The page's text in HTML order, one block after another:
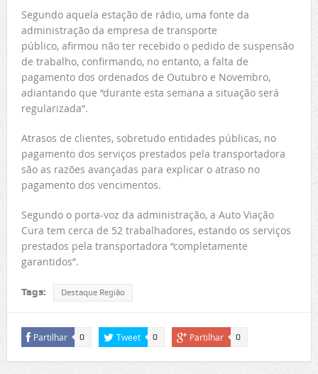
Segundo aquela estação de rádio, uma fonte da
administração da empresa de transporte
público, afirmou não ter recebido o pedido de suspensão
de trabalho, confirmando, no entanto, a falta de
pagamento dos ordenados de Outubro e Novembro,
adiantando que “durante esta semana a situação será
regularizada”.
Atrasos de clientes, sobretudo entidades públicas, no
pagamento dos serviços prestados pela transportadora
são as razões avançadas para explicar o atraso no
pagamento dos vencimentos.
Segundo o porta-voz da administração, a Auto Viação
Cura tem cerca de 52 trabalhadores, estando os serviços
prestados pela transportadora “completamente
garantidos”.
Tags: Destaque Região
Partilhar 0 Tweet 0 Partilhar 0